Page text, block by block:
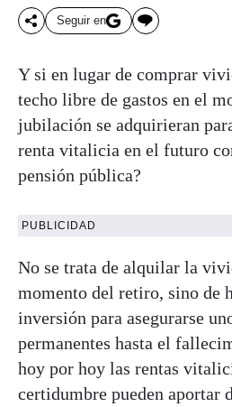
Seguir en
Y si en lugar de comprar
techo libre de gastos en el
jubilación se adquirieran
renta vitalicia en el futuro
pensión pública?
PUBLICIDAD
No se trata de alquilar la
momento del retiro, sino de
inversión para asegurarse
permanentes hasta el
hoy por hoy las rentas
certidumbre pueden aportar